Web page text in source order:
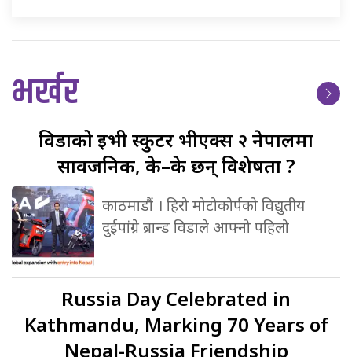
भर्खर
विडाकोईभी स्कुटर भीएक्स २ नेपालमा
सार्वजनिक, के–के छन् विशेषता ?
काठमाडौं । हिरो मोटोकोर्पको विद्युतीय
दुईपांग्रे ब्रान्ड विडाले आफ्नो पहिलो
Russia Day Celebrated in
Kathmandu, Marking 70 Years of
Nepal-Russia Friendship